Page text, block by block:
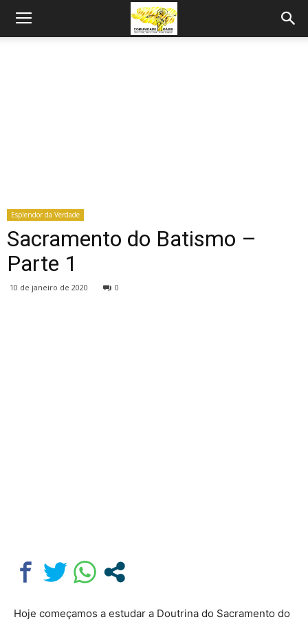
Esplendor da Verdade
Sacramento do Batismo –
Parte 1
10 de janeiro de 2020 0
Hoje começamos a estudar a Doutrina do Sacramento do